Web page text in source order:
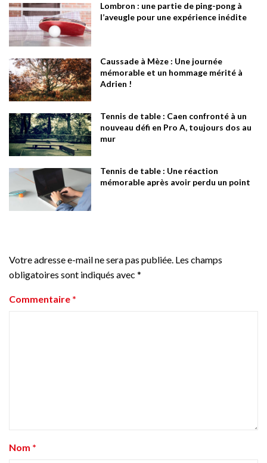
Lombron : une partie de ping-pong à
l’aveugle pour une expérience inédite
Caussade à Mèze : Une journée
mémorable et un hommage mérité à
Adrien !
Tennis de table : Caen confronté à un
nouveau défi en Pro A, toujours dos au
mur
Tennis de table : Une réaction
mémorable après avoir perdu un point
Votre adresse e-mail ne sera pas publiée. Les champs
obligatoires sont indiqués avec *
Commentaire *
Nom *